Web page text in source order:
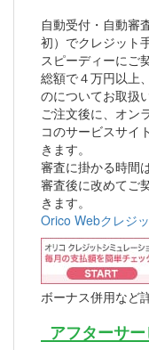
自動受付・自動審
初）でクレジット
スピーディーにご
総額で４万円以上
のについてお取扱
ご注文後に、オン
コのサービスサイ
きます。
審査に掛かる時間
審査後に改めてご
きます。
Orico Webクレジ
ボーナス併用など
アフターサ